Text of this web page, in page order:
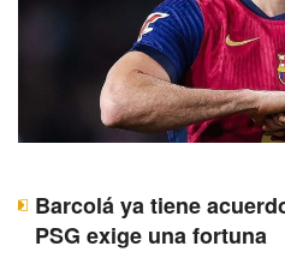
Barcolá ya tiene
PSG exige una fortuna